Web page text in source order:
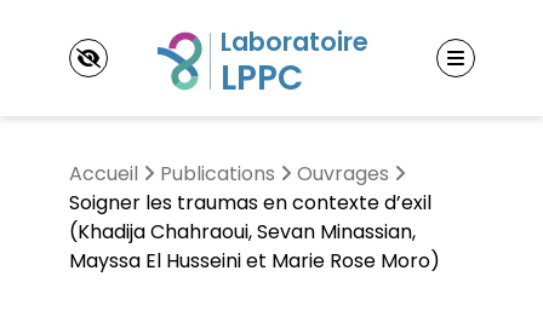
LPPC
Accueil Publications
Ouvrages
Soigner les traumas en contexte d’exil
(Khadija Chahraoui, Sevan Minassian,
Mayssa El Husseini et Marie Rose Moro)